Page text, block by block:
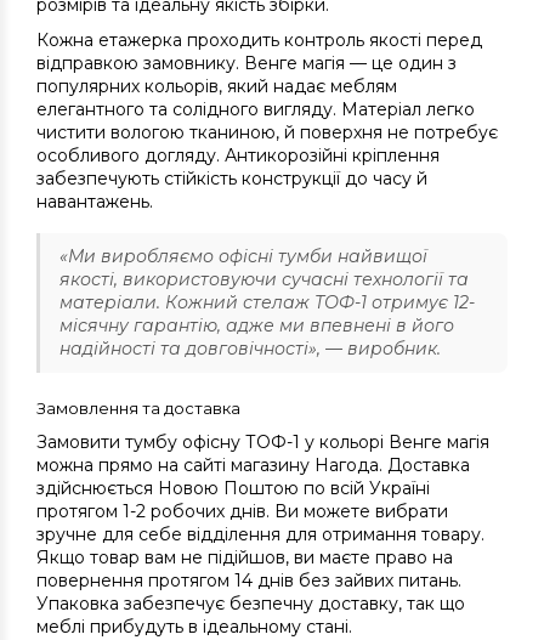
розмірів та ідеальну якість збірки.
Кожна етажерка проходить контроль якості перед
відправкою замовнику. Венге магія — це один з
популярних кольорів, який надає меблям
елегантного та солідного вигляду. Матеріал легко
чистити вологою тканиною, й поверхня не потребує
особливого догляду. Антикорозійні кріплення
забезпечують стійкість конструкції до часу й
навантажень.
«Ми виробляємо офісні тумби найвищої
якості, використовуючи сучасні технології та
матеріали. Кожний стелаж ТОФ-1 отримує 12-
місячну гарантію, адже ми впевнені в його
надійності та довговічності», — виробник.
Замовлення та доставка
Замовити тумбу офісну ТОФ-1 у кольорі Венге магія
можна прямо на сайті магазину Нагода. Доставка
здійснюється Новою Поштою по всій Україні
протягом 1-2 робочих днів. Ви можете вибрати
зручне для себе відділення для отримання товару.
Якщо товар вам не підійшов, ви маєте право на
повернення протягом 14 днів без зайвих питань.
Упаковка забезпечує безпечну доставку, так що
меблі прибудуть в ідеальному стані.